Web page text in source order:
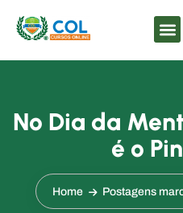
No Dia da
é o
Home Postagens